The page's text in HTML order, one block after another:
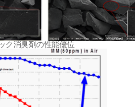
ク消臭剤の性能優位